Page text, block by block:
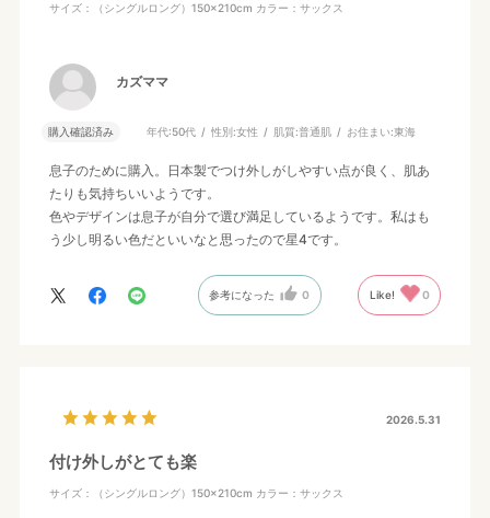
サイズ：（シングルロング）150×210cm カラー：サックス
カズママ
購入確認済み 年代:50代 性別:女性 肌質:普通肌 お住まい:東海
息子のために購入。日本製でつけ外しがしやすい点が良く、肌あ
たりも気持ちいいようです。
色やデザインは息子が自分で選び満足しているようです。私はも
う少し明るい色だといいなと思ったので星4です。
参考になった 0 Like! 0
2026.5.31
付け外しがとても楽
サイズ：（シングルロング）150×210cm カラー：サックス